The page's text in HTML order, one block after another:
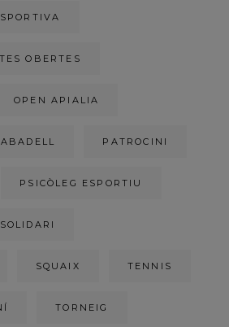
OBERTES
OPEN APIALIA
PATROCINI
PSICÒLEG ESPORTIU
SOLIDARI
SQUAIX TENNIS
TORNEIG